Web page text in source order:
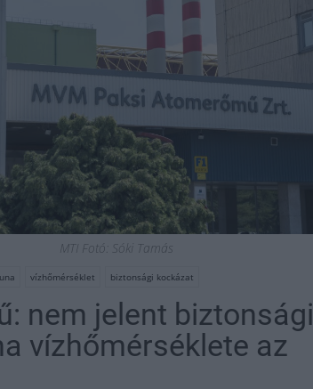
MTI Fotó: Sóki Tamás
vízhőmérséklet biztonsági kockázat
nem jelent biztonsági
vízhőmérséklete az